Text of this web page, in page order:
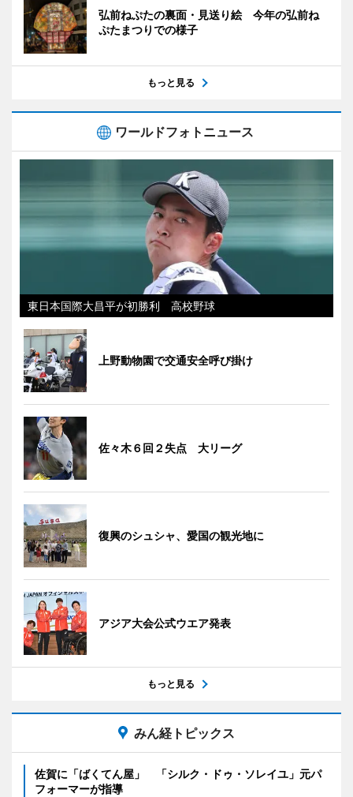
弘前ねぷたの裏面・見送り絵 今年の弘前ね
ぷたまつりでの様子
もっと見る
ワールドフォトニュース
東日本国際大昌平が初勝利 高校野球
上野動物園で交通安全呼び掛け
佐々木６回２失点 大リーグ
復興のシュシャ、愛国の観光地に
アジア大会公式ウエア発表
もっと見る
みん経トピックス
佐賀に「ばくてん屋」 「シルク・ドゥ・ソレイユ」元パ
フォーマーが指導